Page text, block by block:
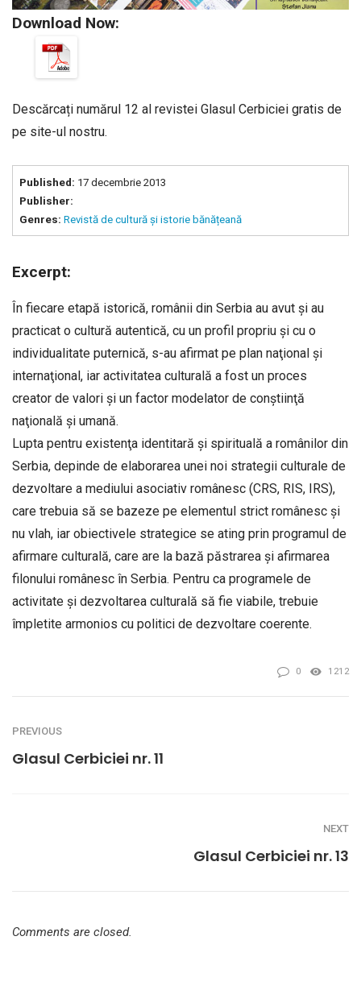
Download Now:
Descărcați numărul 12 al revistei Glasul Cerbiciei gratis de
pe site-ul nostru.
Published: 17 decembrie 2013
Publisher:
Genres: Revistă de cultură și istorie bănățeană
Excerpt:
În fiecare etapă istorică, românii din Serbia au avut şi au
practicat o cultură autentică, cu un profil propriu şi cu o
individualitate puternică, s-au afirmat pe plan naţional şi
internaţional, iar activitatea culturală a fost un proces
creator de valori şi un factor modelator de conştiinţă
naţională şi umană.
Lupta pentru existenţa identitară şi spirituală a românilor din
Serbia, depinde de elaborarea unei noi strategii culturale de
dezvoltare a mediului asociativ românesc (CRS, RIS, IRS),
care trebuia să se bazeze pe elementul strict românesc şi
nu vlah, iar obiectivele strategice se ating prin programul de
afirmare culturală, care are la bază păstrarea şi afirmarea
filonului românesc în Serbia. Pentru ca programele de
activitate şi dezvoltarea culturală să fie viabile, trebuie
împletite armonios cu politici de dezvoltare coerente.
0 1212
PREVIOUS
Glasul Cerbiciei nr. 11
NEXT
Glasul Cerbiciei nr. 13
Comments are closed.